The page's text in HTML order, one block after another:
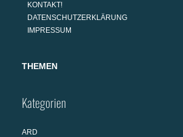
KONTAKT!
DATENSCHUTZERKLÄRUNG
IMPRESSUM
THEMEN
Kategorien
ARD